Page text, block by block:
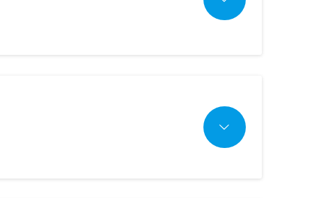
mese del 2022, con una
Diff. YTD %